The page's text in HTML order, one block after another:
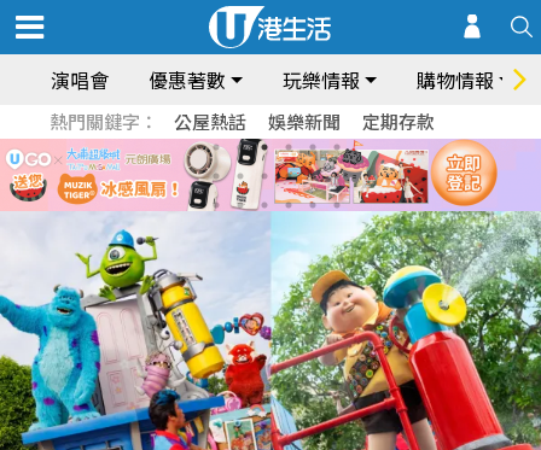
演唱會 優惠著數 玩樂情報 購物情報
熱門關鍵字： 公屋熱話 娛樂新聞 定期存款